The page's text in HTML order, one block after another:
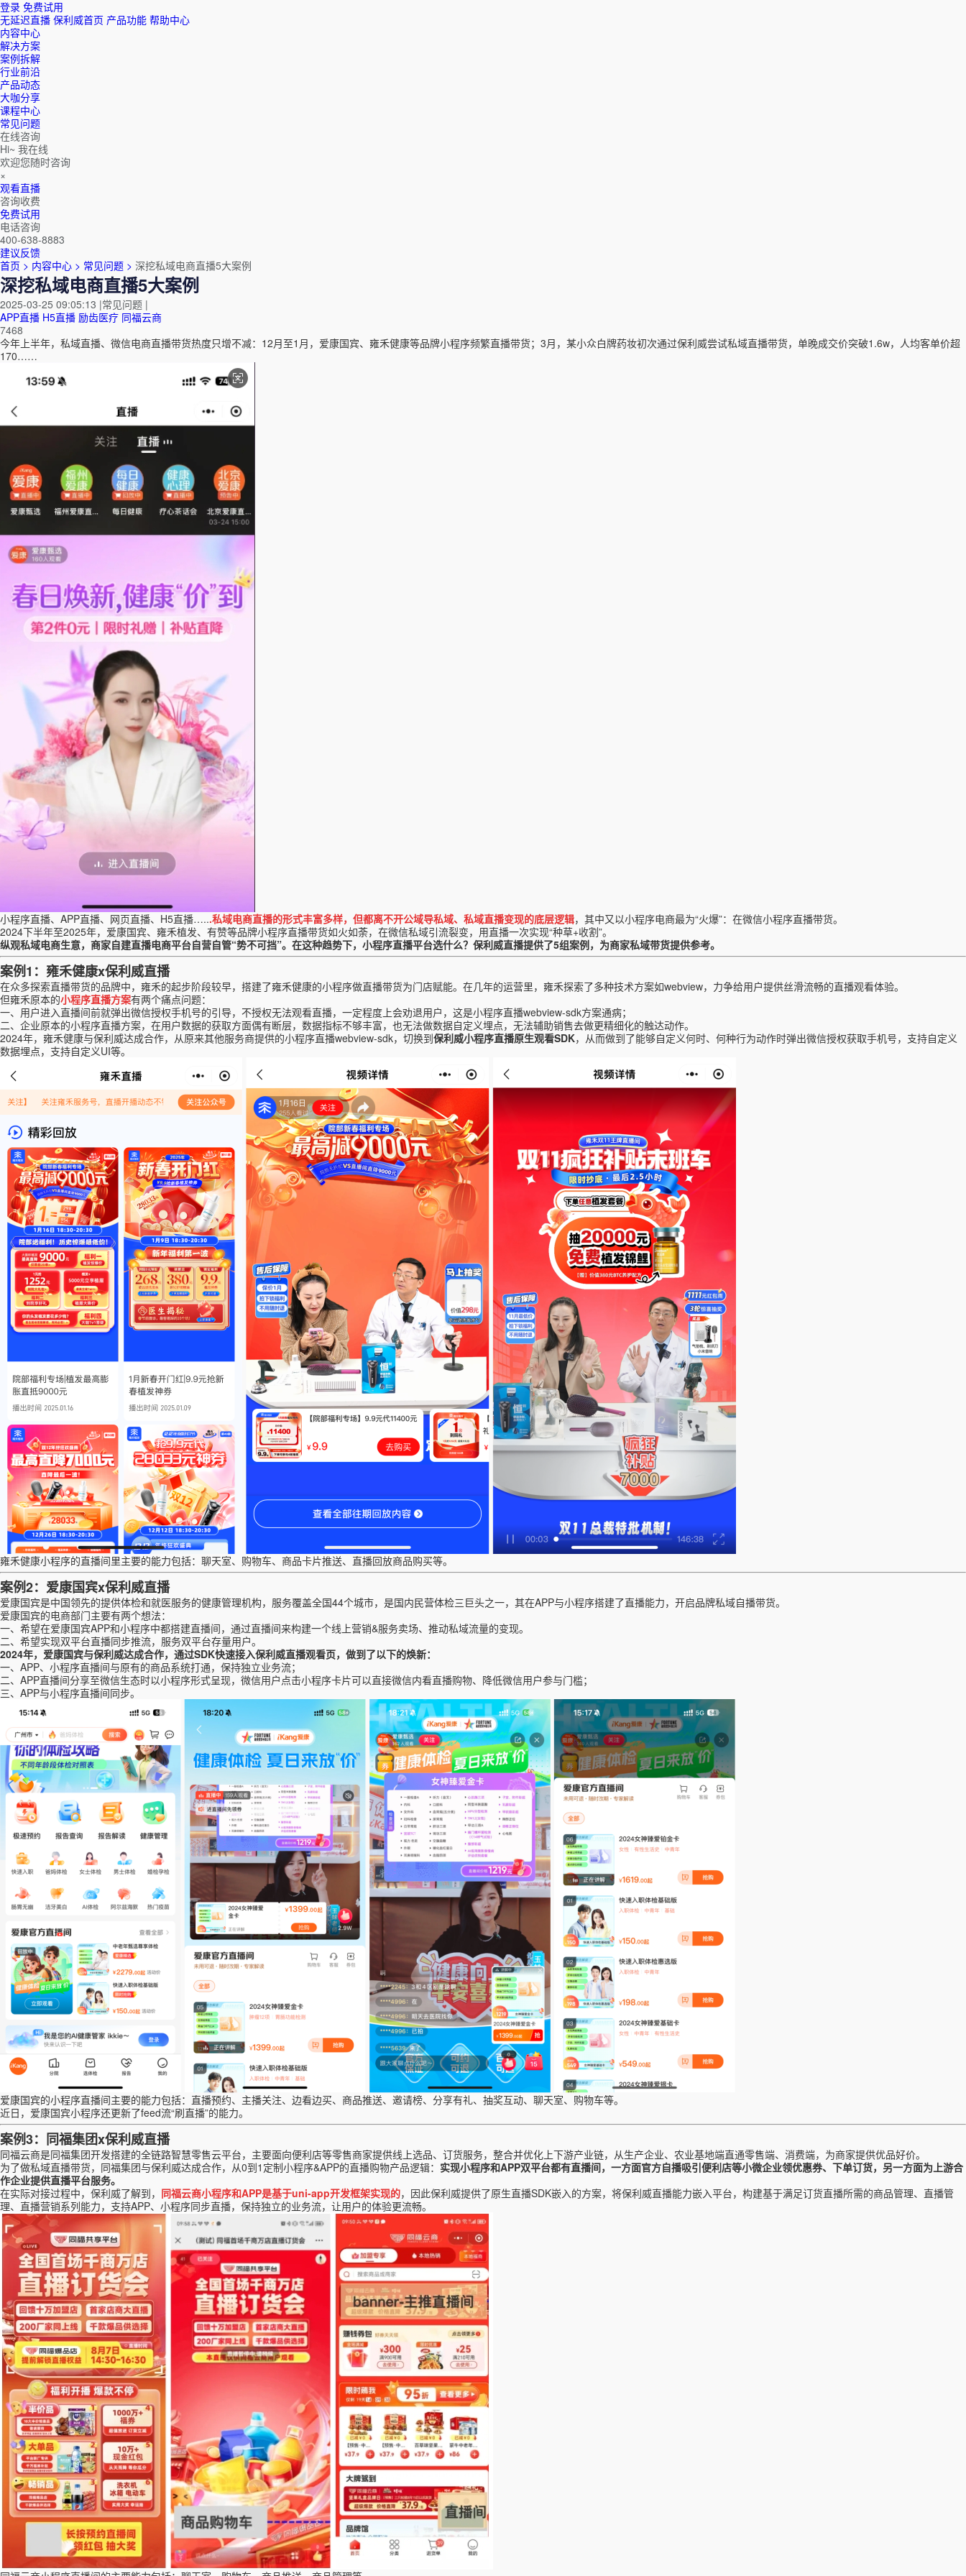
登录 免费试用
无延迟直播 保利威首页 产品功能 帮助中心
内容中心
解决方案
案例拆解
行业前沿
产品动态
大咖分享
课程中心
常见问题
在线咨询
Hi~ 我在线
欢迎您随时咨询
×
观看直播
咨询收费
免费试用
电话咨询
400-638-8883
建议反馈
首页 > 内容中心 > 常见问题 > 深挖私域电商直播5大案例
深挖私域电商直播5大案例
2025-03-25 09:05:13 |常见问题 |
APP直播 H5直播 励齿医疗 同福云商
7468
今年上半年，私域直播、微信电商直播带货热度只增不减： 12月至1月，爱康国宾、雍禾健康等品牌小程序频繁直播带货；3月，某小众白牌药妆初次通过保利威尝试私域直播带货，单晚成交价突破1.6w，人均客单价超
170……
小程序直播、 APP直播、网页直播、H5直播…...私域电商直播的形式丰富多样，但都离不开公域导私域、私域直播变现的底层逻辑，其中又以小程序电商最为“火爆”：在微信小程序直播带货。
2024下半年至2025年，爱康国宾、雍禾植发、有赞等品牌小程序直播带货如火如荼，在微信私域引流裂变，用直播一次实现“种草+收割”。
纵观私域电商生意，商家自建直播电商平台自营自管“势不可挡”。在这种趋势下，小程序直播平台选什么？ 保利威直播提供了5组案例，为商家私域带货提供参考。
案例1： 雍禾健康x保利威直播
在众多探索直播带货的品牌中，雍禾的起步阶段较早， 搭建了雍禾健康的小程序做直播带货为门店赋能。在几年的运营里，雍禾探索了多种技术方案如webview，力争给用户提供丝滑流畅的直播观看体验。
但雍禾原本的小程序直播方案有两个痛点问题：
一、 用户进入直播间前就弹出微信授权手机号的引导，不授权无法观看直播，一定程度上会劝退用户 ，这是小程序直播webview-sdk方案通病；
二、企业原本的小程序直播方案，在用户数据的获取方面偶有断层，数据指标不够丰富，也无法做数据自定义埋点，无法辅助销售去做更精细化的触达动作。
2024年，雍禾健康与保利威达成合作，从原来其他服务商提供的小程序直播webview-sdk，切换到保利威小程序直播原生观看SDK，从而做到了能够自定义何时、何种行为动作时弹出微信授权获取手机号，支持自定义
数据埋点，支持自定义UI等。
雍禾健康小程序的直播间里主要的能力包括：聊天室、购物车、商品卡片推送、直播回放商品购买等。
案例2： 爱康国宾x保利威直播
爱康国宾是中国领先的提供体检和就医服务的健康管理机构，服务覆盖全国44个城市，是国内民营体检三巨头之一，其在APP与小程序搭建了直播能力，开启品牌私域自播带货。
爱康国宾的电商部门主要有两个想法：
一、希望在爱康国宾APP和小程序中都搭建直播间，通过直播间来构建一个线上营销&服务卖场、推动私域流量的变现。
二、希望实现双平台直播同步推流，服务双平台存量用户。
2024年，爱康国宾与保利威达成合作，通过SDK快速接入保利威直播观看页， 做到了以下的焕新：
一、APP、小程序直播间与原有的商品系统打通，保持独立业务流；
二、APP直播间分享至微信生态时以小程序形式呈现，微信用户点击小程序卡片可以直接微信内看直播购物、降低微信用户参与门槛；
三、 APP与小程序直播间同步。
爱康国宾的小程序直播间主要的能力包括： 直播预约、 主播关注、 边看边买、商品推送、 邀请榜、分享有礼、 抽奖互动、 聊天室、购物车等。
近日，爱康国宾小程序还更新了feed流“刷直播”的能力。
案例3： 同福集团x保利威直播
同福云商是同福集团开发搭建的全链路智慧零售云平台，主要面向便利店等零售商家提供线上选品、订货服务，整合并优化上下游产业链，从生产企业、农业基地端直通零售端、消费端，为商家提供优品好价。
为了做私域直播带货，同福集团与保利威达成合作，从0到1定制小程序&APP的直播购物产品逻辑： 实现小程序和APP双平台都有直播间，一方面官方自播吸引便利店等小微企业领优惠券、下单订货，另一方面为上游合
作企业提供直播平台服务。
在实际对接过程中，保利威了解到， 同福云商小程序和APP是基于uni-app开发框架实现的，因此保利威提供了原生直播SDK嵌入的方案，将保利威直播能力嵌入平台，构建基于满足订货直播所需的商品管理、直播管
理、直播营销系列能力，支持APP、小程序同步直播，保持独立的业务流，让用户的体验更流畅。